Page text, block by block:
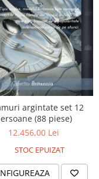
argintate set 12
(88 piese)
12.456,00 Lei
STOC EPUIZAT